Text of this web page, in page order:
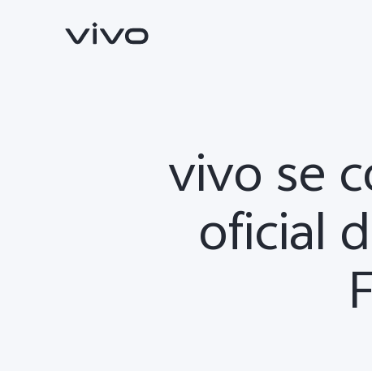
vivo se
oficial